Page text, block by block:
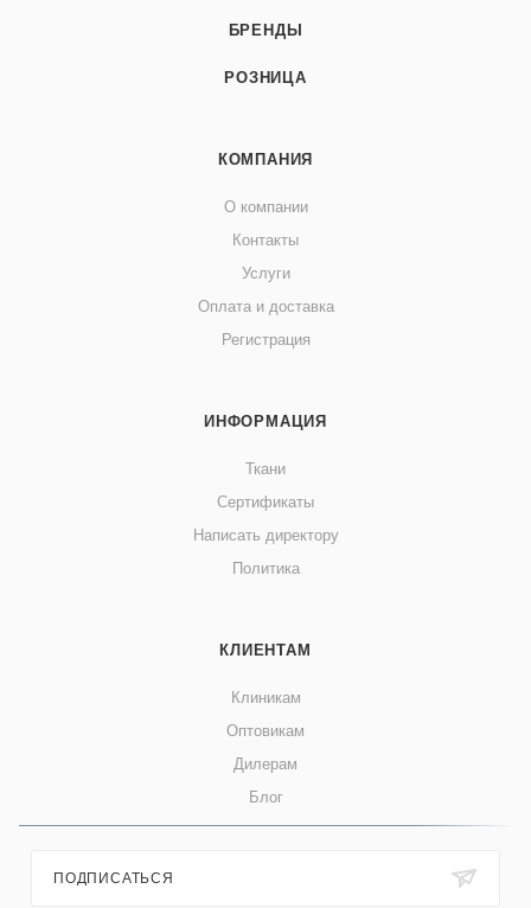
БРЕНДЫ
РОЗНИЦА
КОМПАНИЯ
О компании
Контакты
Услуги
Оплата и доставка
Регистрация
ИНФОРМАЦИЯ
Ткани
Сертификаты
Написать директору
Политика
КЛИЕНТАМ
Клиникам
Оптовикам
Дилерам
Блог
ПОДПИСАТЬСЯ